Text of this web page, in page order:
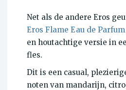
Net als de andere Eros
Eros Flame Eau de Parfum
en houtachtige versie in
fles.
Dit is een casual,
noten van mandarijn,